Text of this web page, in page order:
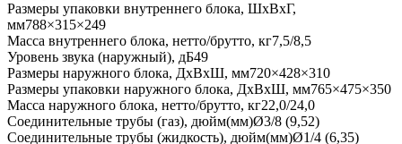
Размеры упаковки внутреннего блока, ШxВxГ,
мм788×315×249
Масса внутреннего блока, нетто/брутто, кг7,5/8,5
Уровень звука (наружный), дБ49
Размеры наружного блока, ДхВхШ, мм720×428×310
Размеры упаковки наружного блока, ДхВхШ, мм765×475×350
Масса наружного блока, нетто/брутто, кг22,0/24,0
Соединительные трубы (газ), дюйм(мм)Ø3/8 (9,52)
Соединительные трубы (жидкость), дюйм(мм)Ø1/4 (6,35)